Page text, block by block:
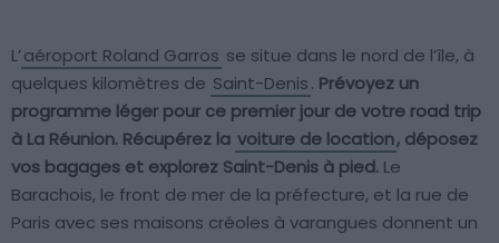
L’aéroport Roland Garros se situe dans le nord de l’île, à
quelques kilomètres de Saint-Denis. Prévoyez un
programme léger pour ce premier jour de votre road trip
à La Réunion. Récupérez la voiture de location, déposez
vos bagages et explorez Saint-Denis à pied. Le
Barachois, le front de mer de la préfecture, et la rue de
Paris avec ses maisons créoles à varangues donnent un